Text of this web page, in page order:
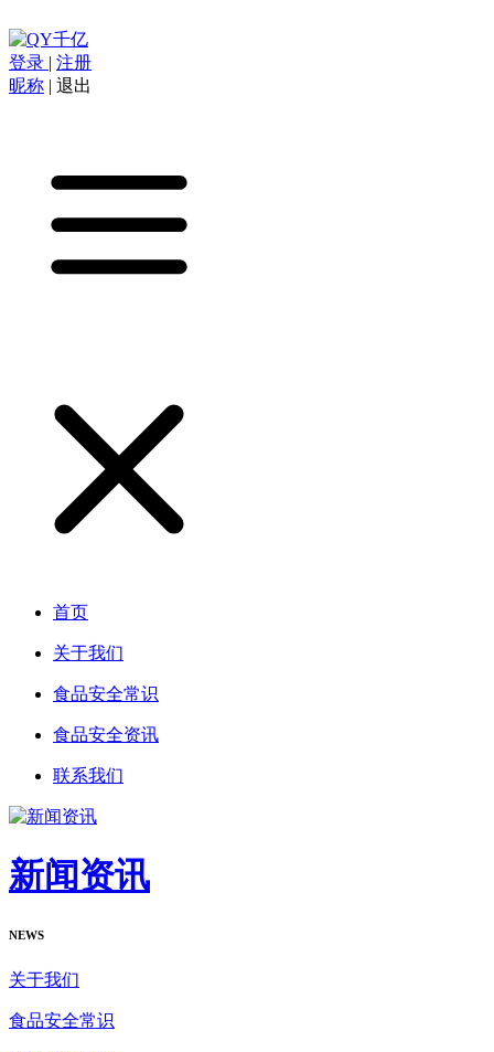
登录 | 注册
昵称 | 退出
首页
关于我们
食品安全常识
食品安全资讯
联系我们
新闻资讯
NEWS
关于我们
食品安全常识